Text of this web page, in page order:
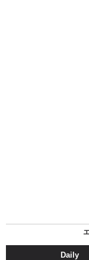
Daily